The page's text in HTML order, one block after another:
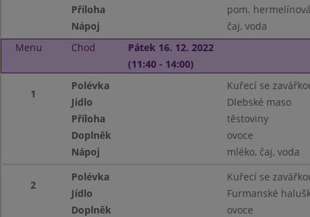
Příloha
pom.
Nápoj
čaj, voda
Menu
Chod
Pátek 16. 12. 2022
(11:40 - 14:00)
1
Polévka
Kuřecí se
Jídlo
Dlebské maso
Příloha
těstoviny
Doplněk
ovoce
Nápoj
mléko, čaj, voda
2
Polévka
Kuřecí se
Jídlo
Furmanské
Doplněk
ovoce